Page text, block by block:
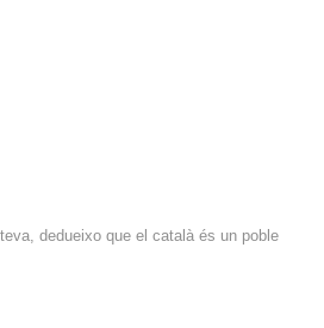
dedueixo que el català és un poble